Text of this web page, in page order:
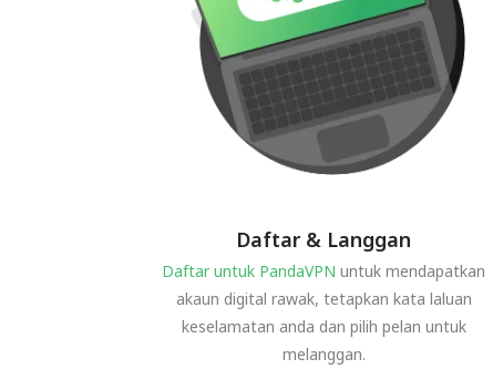
Daftar & Langgan
Daftar untuk PandaVPN untuk mendapatkan
akaun digital rawak, tetapkan kata laluan
keselamatan anda dan pilih pelan untuk
melanggan.